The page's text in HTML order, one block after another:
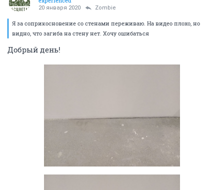
20 января 2020 Zombie
Я за соприкосновение со стенами переживаю. На видео плохо, но
видно, что загиба на стену нет. Хочу ошибаться
Добрый день!